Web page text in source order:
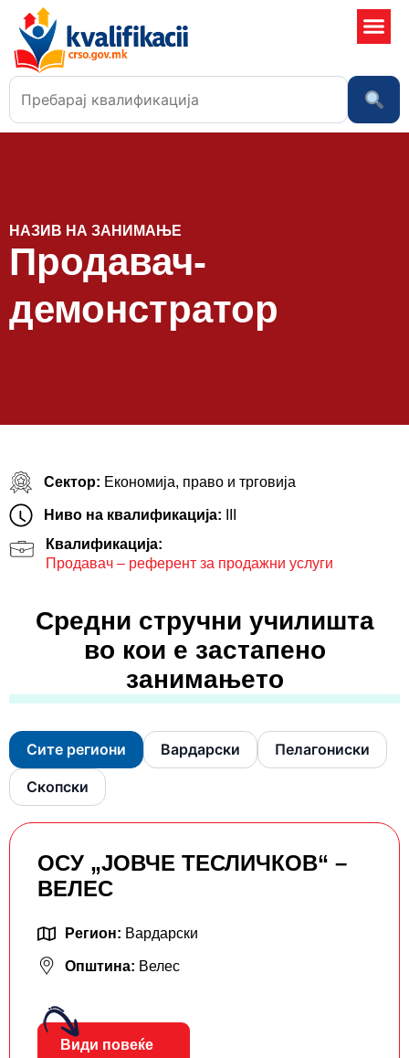
НАЗИВ НА ЗАНИМАЊЕ
Продавач-
демонстратор
Сектор: Економија, право и трговија
Ниво на квалификација:
Квалификација:
Продавач – референт за продажни услуги
Средни стручни училишта
во кои е застапено
занимањето
Сите региони Вардарски Пелагониски
Скопски
ОСУ „ЈОВЧЕ ТЕСЛИЧКОВ“ –
ВЕЛЕС
Регион: Вардарски
Општина: Велес
Види повеќе